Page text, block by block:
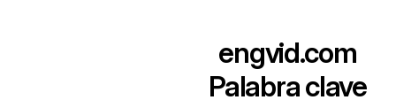
engvid.com
Palabra clave